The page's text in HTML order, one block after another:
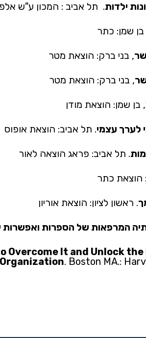
ילדות. תל אביב : המכון ע"ש
בן שמן: כתר
, בני ברק: הוצאת מטר
, בני ברק: הוצאת מטר
, בן שמן: הוצאת מודן
לערך עצמי. תל אביב: הוצאת אופוס
. תל אביב: פראג הוצאה לאור
הוצאת כתר
. ראשון לציון: הוצאת אוריון
המרפאות של הספרות ואפשרות
Overcome It and Unlock
. Boston MA.: